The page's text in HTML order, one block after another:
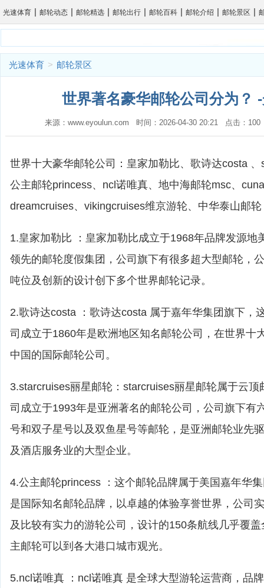
光速体育 | 邮轮动态 | 邮轮精选 | 邮轮出行 | 邮轮百科 | 邮轮介绍 | 邮轮景区 |
光速体育 > 邮轮景区
世界著名豪华邮轮公司分为？
来源：www.eyoulun.com 时间：2026-04-30 20:21 点击：
世界十大豪华邮轮公司：皇家加勒比、歌诗达costa
公主邮轮princess、ncl诺唯真、地中海邮轮msc、
dreamcruises、vikingcruises维京游轮、中华泰山邮轮
1.皇家加勒比 ：皇家加勒比成立于1968年品牌发源地
领先的邮轮度假集团，公司旗下有很多超大型邮轮，
吨位及创新的设计创下多个世界邮轮记录。
2.歌诗达costa ：歌诗达costa 属于嘉年华集团旗下，
司成立于1860年是欧洲地区知名邮轮公司，在世界十
中国的国际邮轮公司。
3.starcruises丽星邮轮：starcruises丽星邮轮属于云顶
司成立于1993年是亚洲著名的邮轮公司，公司旗下有
号和双子星号以及双鱼星号等邮轮，是亚洲邮轮业先
及酒店服务业的大型企业。
4.公主邮轮princess ：这个邮轮品牌属于美国嘉年华
是国际知名邮轮品牌，以卓越的体验享誉世界，公司
及比较有实力的游轮公司，设计的150条航线几乎覆
主邮轮可以到各大港口城市观光。
5.ncl诺唯真 ：ncl诺唯真 是全球大型游轮运营商，品